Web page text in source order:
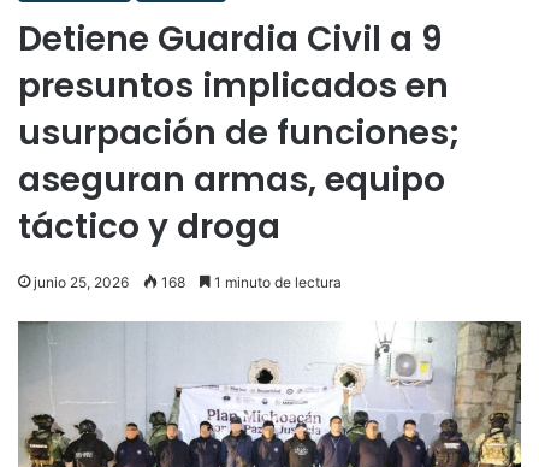
Detiene Guardia Civil a 9
presuntos implicados en
usurpación de funciones;
aseguran armas, equipo
táctico y droga
junio 25, 2026 168 1 minuto de lectura